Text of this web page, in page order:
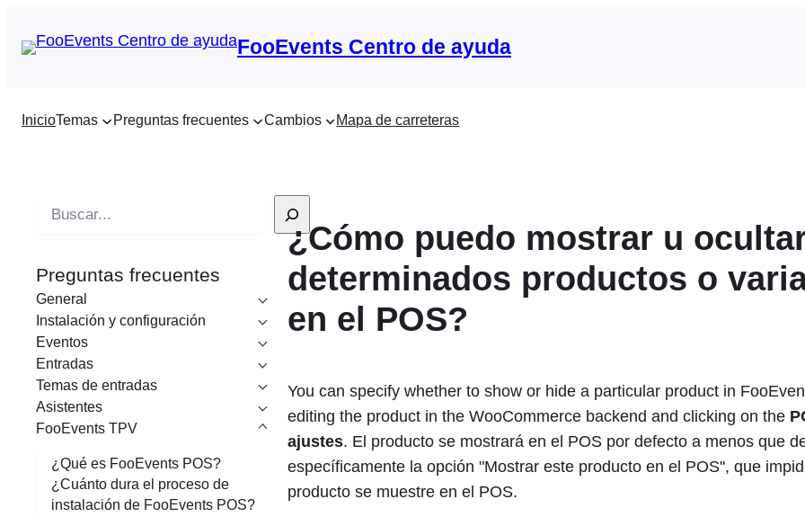
FooEvents Centro de ayuda
InicioTemas Preguntas frecuentes Cambios Mapa de carreteras
c
a
r
e
n
Preguntas frecuentes
General
Instalación y configuración
Eventos
Entradas
Temas de entradas
Asistentes
FooEvents TPV
¿Qué es FooEvents POS?
¿Cuánto dura el proceso de
instalación de FooEvents POS?
¿Cómo puedo mostrar u
determinados productos o
en el POS?
You can specify whether to show or hide a particular product in
editing the product in the WooCommerce backend and clicking on the
ajustes. El producto se mostrará en el POS por defecto a menos que
específicamente la opción "Mostrar este producto en el POS", que
producto se muestre en el POS.